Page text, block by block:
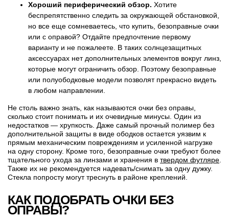
Хороший периферический обзор. Хотите
беспрепятственно следить за окружающей обстановкой,
но все еще сомневаетесь, что купить, безоправные очки
или с оправой? Отдайте предпочтение первому
варианту и не пожалеете. В таких солнцезащитных
аксессуарах нет дополнительных элементов вокруг линз,
которые могут ограничить обзор. Поэтому безоправные
или полуободковые модели позволят прекрасно видеть
в любом направлении.
Не столь важно знать, как называются очки без оправы,
сколько стоит понимать и их очевидные минусы. Один из
недостатков — хрупкость. Даже самый прочный полимер без
дополнительной защиты в виде ободков остается уязвим к
прямым механическим повреждениям и усиленной нагрузке
на одну сторону. Кроме того, безоправные очки требуют более
тщательного ухода за линзами и хранения в твердом футляре.
Также их не рекомендуется надевать/снимать за одну дужку.
Стекла попросту могут треснуть в районе креплений.
КАК ПОДОБРАТЬ ОЧКИ БЕЗ
ОПРАВЫ?